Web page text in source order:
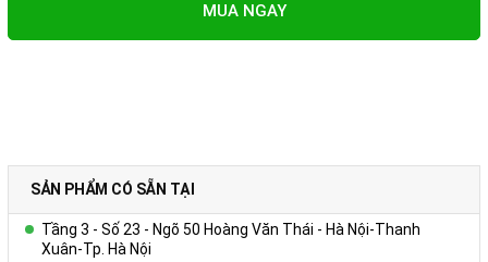
MUA NGAY
SẢN PHẨM CÓ SẴN TẠI
Tầng 3 - Số 23 - Ngõ 50 Hoàng Văn Thái - Hà Nội-Thanh
Xuân-Tp. Hà Nội